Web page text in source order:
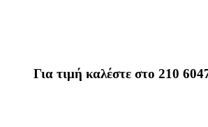
Για τιμή καλέστε στο 210